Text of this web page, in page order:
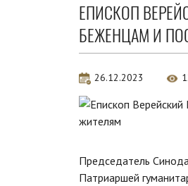
ЕПИСКОП
БЕЖЕНЦАМ И
26.12.2023
Председатель
Патриаршей